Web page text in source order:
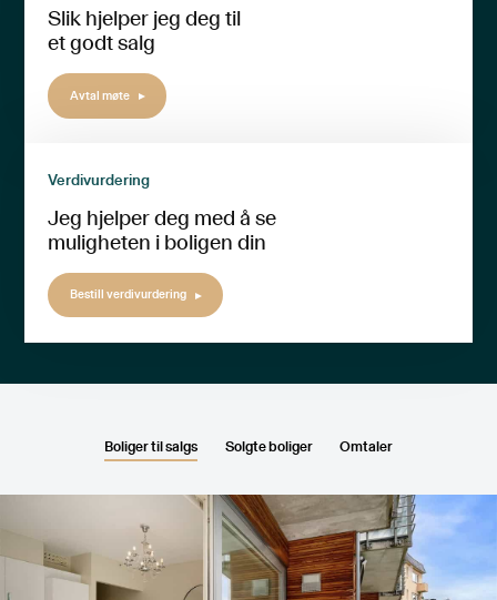
Slik hjelper jeg deg til
et godt salg
Avtal møte
Verdivurdering
Jeg hjelper deg med å se
muligheten i boligen din
Bestill verdivurdering
Boliger til salgs Solgte boliger Omtaler